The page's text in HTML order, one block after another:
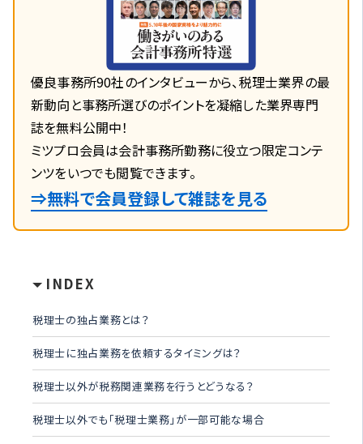
優良事務所90社のインタビューから、税理士業界の最
新動向と事務所選びのポイントを凝縮した業界専門
誌を無料公開中！
ミツプロ会員は会計事務所勤務に役立つ限定コンテ
ンツをいつでも閲覧できます。
⇒無料で会員登録して雑誌を見る
INDEX
税理士の独占業務とは？
税理士に独占業務を依頼するタイミングは？
税理士以外が税務関連業務を行うとどうなる？
税理士以外でも「税理士業務」が一部可能な場合